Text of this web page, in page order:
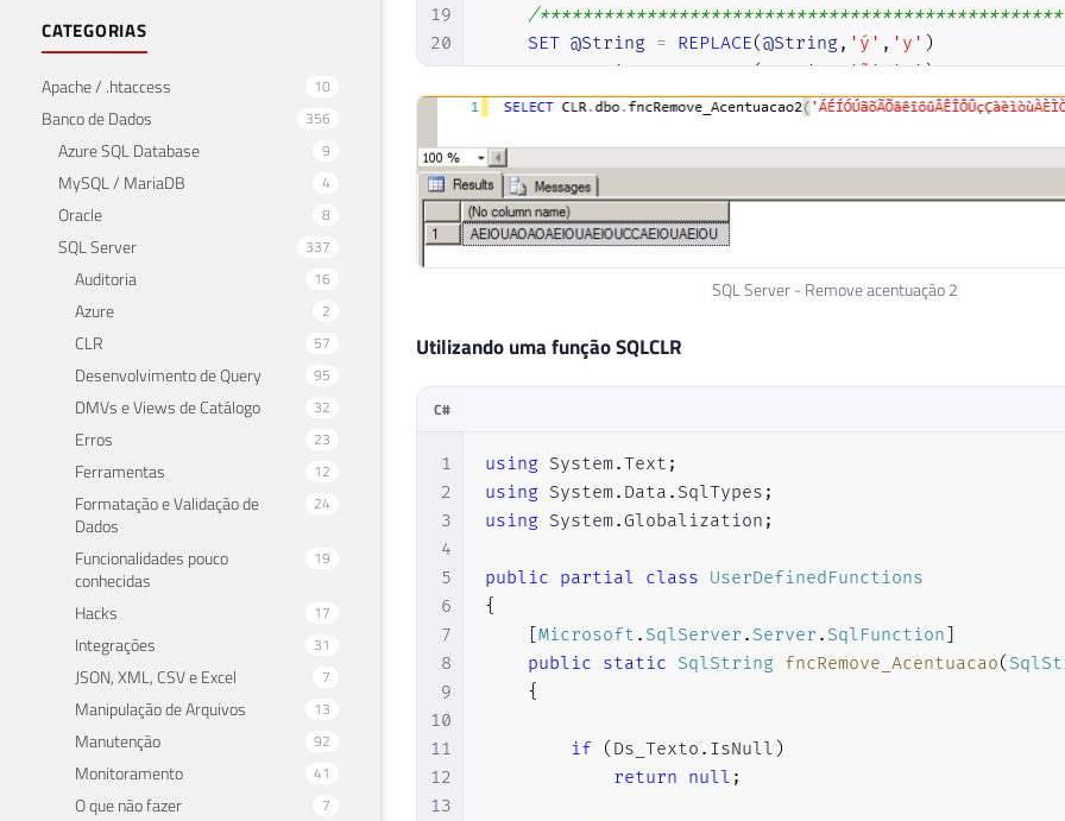
CATEGORIAS
Apache / .htaccess 10
Banco de Dados 356
Azure SQL Database 9
MySQL / MariaDB 4
Oracle 8
SQL Server 337
Auditoria 16
Azure 2
CLR 57
Desenvolvimento de Query 95
DMVs e Views de Catálogo 32
Erros 23
Ferramentas 12
Formatação e Validação de
Dados
24
Funcionalidades pouco
conhecidas
19
Hacks 17
Integrações 31
JSON, XML, CSV e Excel 7
Manipulação de Arquivos 13
Manutenção 92
Monitoramento 41
O que não fazer 7
19
20
21
22
24
25
26
27
/
SET @String = REPLACE(@String, 'ý' , 'y' )
SET @String = REPLACE(@String,'ñ','n')
SET @String = REPLACE(@String,'ç','c')
END
GO
SQL Server - Remove acentuação 2
Utilizando uma função SQLCLR
C#
1
2
3
4
5
6
7
8
9
10
11
12
13
using System.Text ;
using System. Data . SqlTypes ;
using System.Globalization ;
public partial class UserDefinedFunctions
{
[Microsoft . SqlServer . Server . SqlFunction]
public static SqlString fncRemove_Acentuacao(
{
if ( Ds_Texto . IsNull )
return null ;